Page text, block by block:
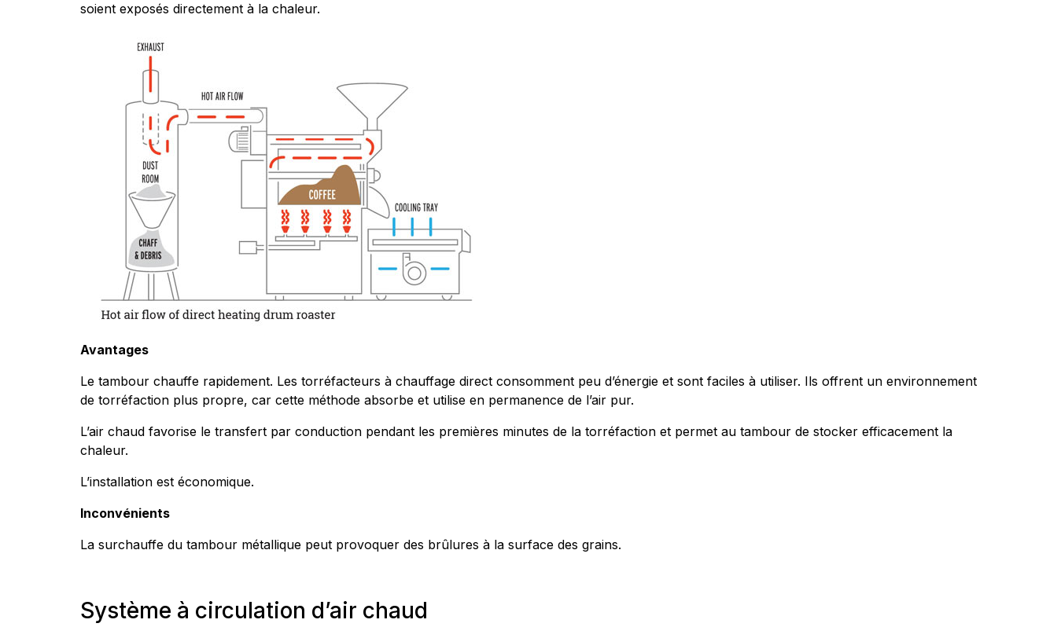
soient exposés directement à la chaleur.
Avantages
Le tambour chauffe rapidement. Les torréfacteurs à chauffage direct consomment peu d’énergie et sont faciles à utiliser. Ils offrent un environnement
de torréfaction plus propre, car cette méthode absorbe et utilise en permanence de l’air pur.
L’air chaud favorise le transfert par conduction pendant les premières minutes de la torréfaction et permet au tambour de stocker efficacement la
chaleur.
L’installation est économique.
Inconvénients
La surchauffe du tambour métallique peut provoquer des brûlures à la surface des grains.
Système à circulation d’air chaud